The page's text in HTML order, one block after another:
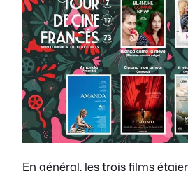
En général, les trois films